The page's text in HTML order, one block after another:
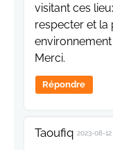
visitant ces
respecter et
Merci.
Répondre
Taoufiq 2023-08-12